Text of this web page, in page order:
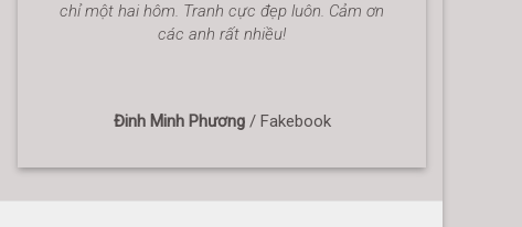
chỉ một hai hôm. Tranh cực đẹp luôn. Cảm ơn
các anh rất nhiều!
Đinh Minh Phương / Fakebook